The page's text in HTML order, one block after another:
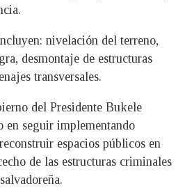
nivelación del terreno,
desmontaje de estructuras
transversales.
del Presidente Bukele
en seguir implementando
espacios públicos en
de las estructuras criminales